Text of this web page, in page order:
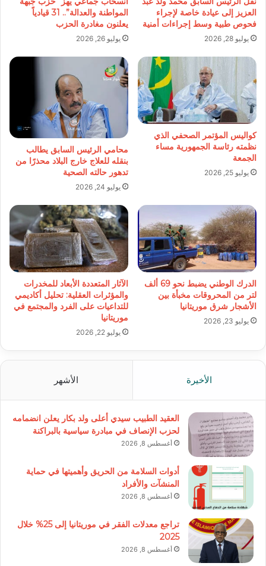
العزيز إلى عيادة خاصة لإجراء
فحوص طبية وسط إجراءات أمنية
يوليو 28, 2026
المواطنة والعدالة”.. 31 قيادياً
يعلنون مغادرة الحزب
يوليو 26, 2026
كواليس المؤتمر الصحفي الذي
نظمته رئاسة الجمهورية مساء
الجمعة
يوليو 25, 2026
محامي الرئيس السابق يطالب
بنقله للعلاج خارج البلاد محذرًا من
تدهور حالته الصحية
يوليو 24, 2026
الدرك الوطني يضبط نحو 69 ألف
لتر من المحروقات مخبأة بين
الأشجار شرق موريتانيا
يوليو 23, 2026
الآثار المتعددة الأبعاد للمخدرات
والمؤثرات العقلية: تحليل أكاديمي
للتداعيات على الفرد والمجتمع في
موريتانيا
يوليو 22, 2026
الأخيرة الأشهر
العقيد الطبيب سيدي أعلى ولد بكار يعلن انضمامه
لحزب الإنصاف في مبادرة سياسية بالبراكنة
أغسطس 8, 2026
أدوات السلامة من الحريق وأهميتها في حماية
المنشآت والأفراد
أغسطس 8, 2026
تراجع معدلات الفقر في موريتانيا إلى 25% خلال
2025
أغسطس 8, 2026